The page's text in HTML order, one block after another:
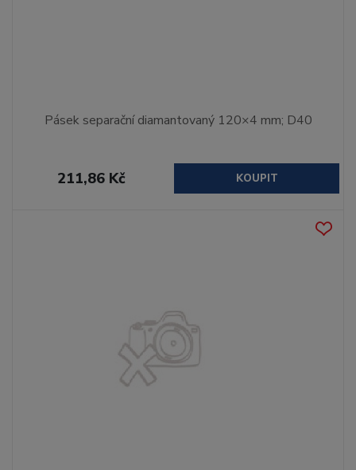
Pásek separační diamantovaný 120×4 mm; D40
211,86 Kč KOUPIT